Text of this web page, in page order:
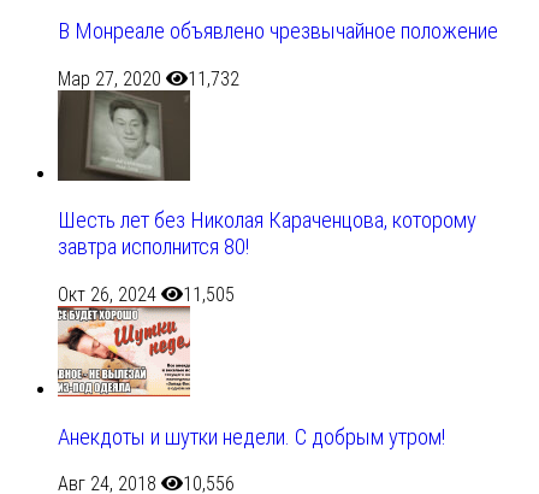
В Монреале объявлено чрезвычайное положение
Мар 27, 2020 11,732
Шесть лет без Николая Караченцова, которому
завтра исполнится 80!
Окт 26, 2024 11,505
Анекдоты и шутки недели. С добрым утром!
Авг 24, 2018 10,556